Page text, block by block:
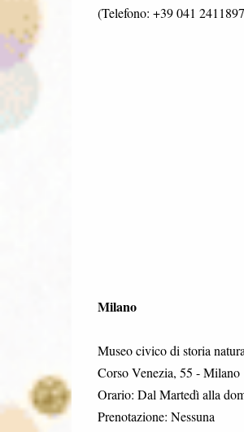
(Telefono: +39 041
Milano
Museo civico di storia
Corso Venezia, 55 - Milano
Orario: Dal Martedì alla
Prenotazione: Nessuna